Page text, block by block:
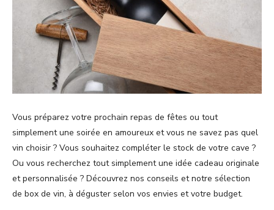
Vous préparez votre prochain repas de fêtes ou tout
simplement une soirée en amoureux et vous ne savez pas quel
vin choisir ? Vous souhaitez compléter le stock de votre cave ?
Ou vous recherchez tout simplement une idée cadeau originale
et personnalisée ? Découvrez nos conseils et notre sélection
de box de vin, à déguster selon vos envies et votre budget.